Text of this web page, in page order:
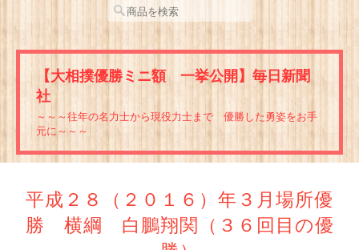
【大相撲優勝ミニ額 一挙公開】毎日新聞
社
～～～往年の名力士から現役力士まで 優勝した勇姿をお手
元に～～～
平成２８（２０１６）年３月場所優
勝 横綱 白鵬翔関（３６回目の優